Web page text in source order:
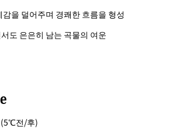
감을 덜어주며 경쾌한 흐름을 형성
도 은은히 남는 곡물의 여운
(5℃전/후)